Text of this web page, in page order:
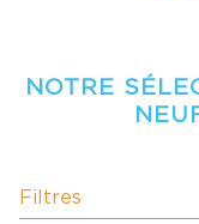
NOTRE
Filtres